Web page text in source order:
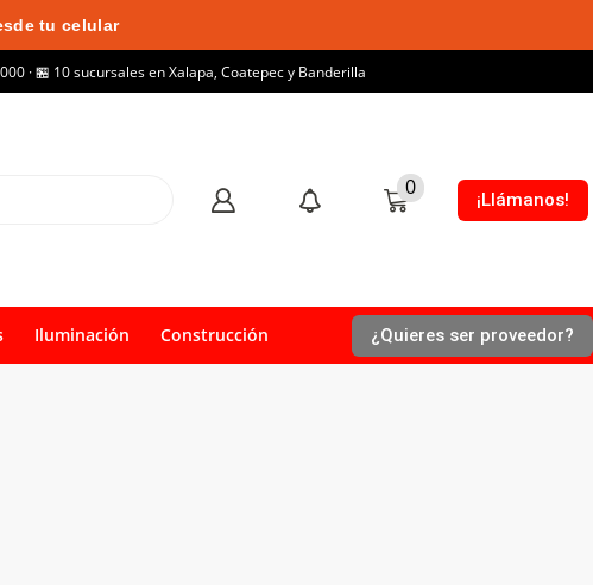
tu celular
· 🏪 10 sucursales en Xalapa, Coatepec y Banderilla
0 ¡Llámanos!
Iluminación Construcción ¿Quieres ser proveedor?